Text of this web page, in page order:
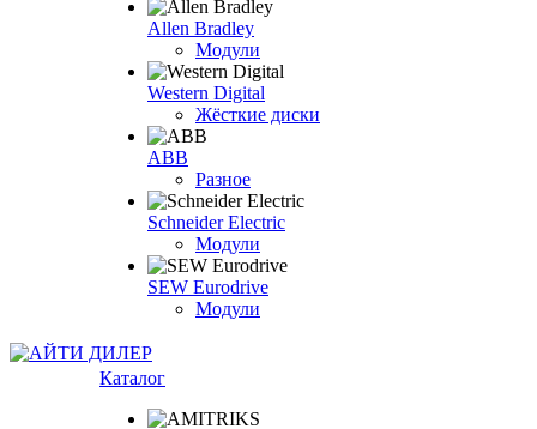
Allen Bradley
Модули
Western Digital
Жёсткие диски
ABB
Разное
Schneider Electric
Модули
SEW Eurodrive
Модули
Каталог